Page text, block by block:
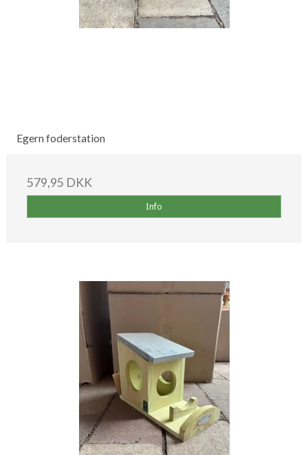
Egern foderstation
579,95 DKK
Info